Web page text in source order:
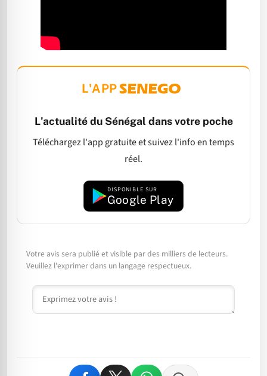
L'APP
L'actualité du Sénégal dans votre poche
Téléchargez l'app gratuite et suivez l'info en temps
réel.
DISPONIBLE SUR
Google Play
Votre avis sera publié et visible par des milliers de lecteurs.
Veuillez l'exprimer dans un langage respectueux.
Commentaire